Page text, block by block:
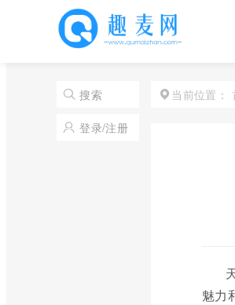
搜索
登录/注册
当前位置：
魅力